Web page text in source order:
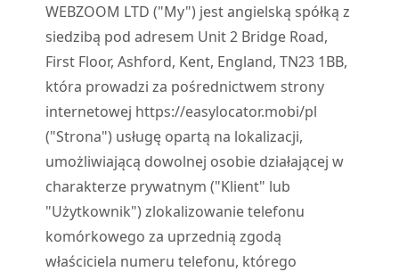
WEBZOOM LTD ("My") jest angielską spółką z
siedzibą pod adresem Unit 2 Bridge Road,
First Floor, Ashford, Kent, England, TN23 1BB,
która prowadzi za pośrednictwem strony
internetowej https://easylocator.mobi/pl
("Strona") usługę opartą na lokalizacji,
umożliwiającą dowolnej osobie działającej w
charakterze prywatnym ("Klient" lub
"Użytkownik") zlokalizowanie telefonu
komórkowego za uprzednią zgodą
właściciela numeru telefonu, którego